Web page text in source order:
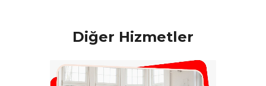
Diğer Hizmetler